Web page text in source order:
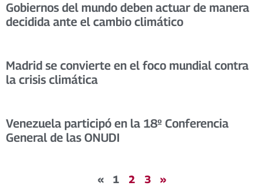
Gobiernos del mundo deben actuar de manera
decidida ante el cambio climático
Madrid se convierte en el foco mundial contra
la crisis climática
Venezuela participó en la 18º Conferencia
General de las ONUDI
« 1 2 3 »